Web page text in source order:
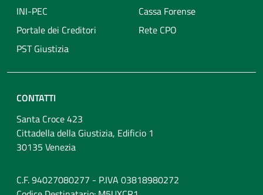
INI-PEC
Portale dei Creditori
PST Giustizia
Cassa Forense
Rete CPO
CONTATTI
Santa Croce 423
Cittadella della Giustizia, Edificio 1
30135 Venezia
C.F. 94027080277 - P.IVA 03818980272